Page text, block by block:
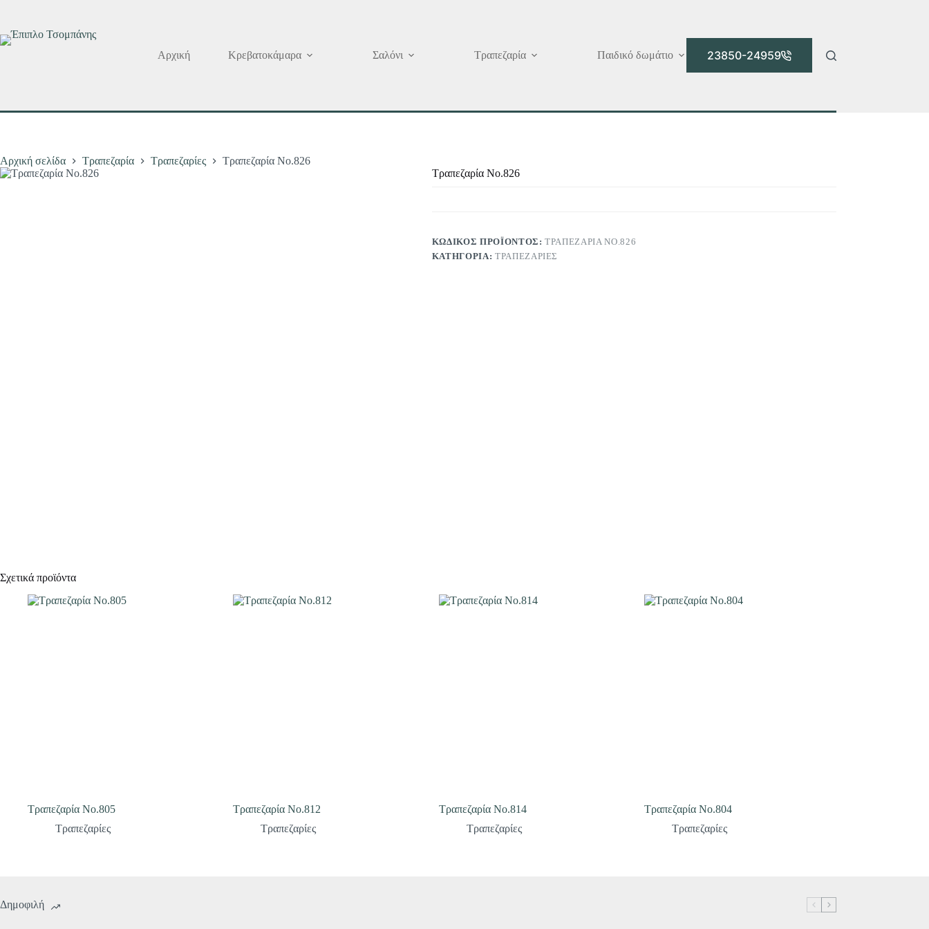
περιεχόμενο
Αρχική Κρεβατοκάμαρα Σαλόνι Τραπεζαρία Παιδικό δωμάτιο 23850-24959
Αρχική σελίδα Τραπεζαρία Τραπεζαρίες
Τραπεζαρία Νο.826
Τραπεζαρία Νο.826
ΚΩΔΙΚΌΣ ΠΡΟΪΌΝΤΟΣ:ΤΡΑΠΕΖΑΡΊΑ ΝΟ.826
ΚΑΤΗΓΟΡΊΑ: ΤΡΑΠΕΖΑΡΊΕΣ
Σχετικά προϊόντα
Τραπεζαρία Νο.805
Τραπεζαρίες
Τραπεζαρία Νο.812
Τραπεζαρίες
Τραπεζαρία Νο.814
Τραπεζαρίες
Τραπεζαρία Νο.804
Τραπεζαρίες
Δημοφιλή